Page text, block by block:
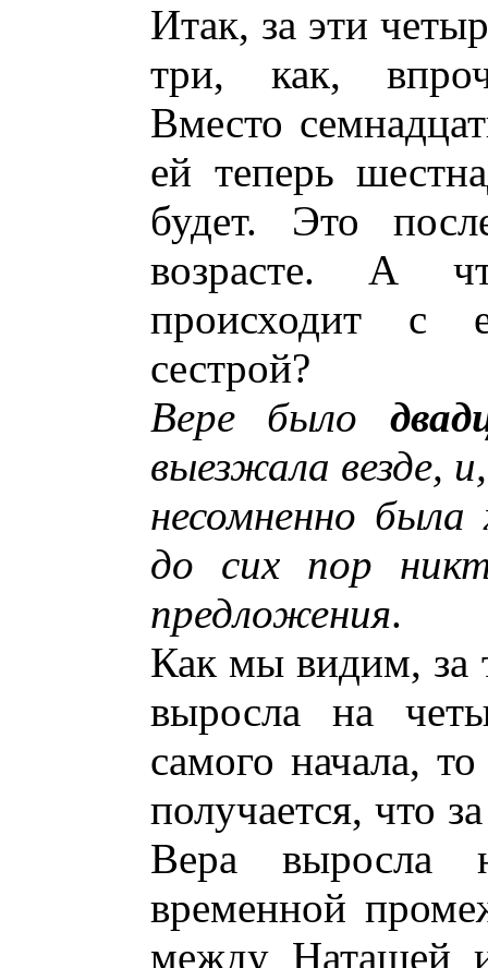
Итак, за эти
три, как,
Вместо
ей теперь
будет. Это
возрасте. А
происходит с
сестрой?
Вере было
выезжала везде,
несомненно
до сих пор
предложения.
Как мы видим, за
выросла на
самого начала,
получается, что
Вера выросла
временной
между Наташей